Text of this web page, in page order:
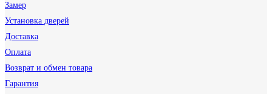
Замер
Установка дверей
Доставка
Оплата
Возврат и обмен товара
Гарантия